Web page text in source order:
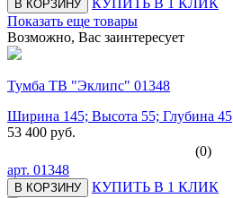
В КОРЗИНУ
Показать еще товары
Возможно, Вас заинтересует
Тумба ТВ "Эклипс" 01348
Ширина 145; Высота 55; Глубина 45
53 400 руб.
(0)
арт. 01348
В КОРЗИНУ КУПИТЬ В 1 КЛИК